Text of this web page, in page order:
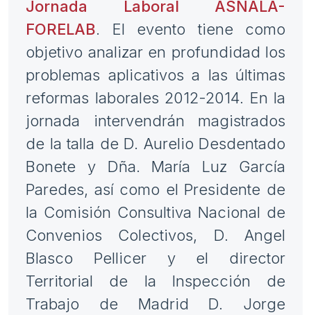
Jornada Laboral ASNALA-
FORELAB. El evento tiene como
objetivo analizar en profundidad los
problemas aplicativos a las últimas
reformas laborales 2012-2014. En la
jornada intervendrán magistrados
de la talla de D. Aurelio Desdentado
Bonete y Dña. María Luz García
Paredes, así como el Presidente de
la Comisión Consultiva Nacional de
Convenios Colectivos, D. Angel
Blasco Pellicer y el director
Territorial de la Inspección de
Trabajo de Madrid D. Jorge